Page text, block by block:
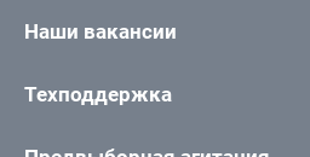
Наши вакансии
Техподдержка